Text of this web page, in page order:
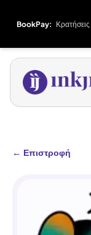
BookPay:
← Επιστροφή